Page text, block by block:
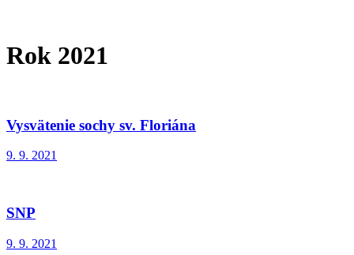
Rok 2021
Vysvätenie sochy sv. Floriána
9. 9. 2021
SNP
9. 9. 2021